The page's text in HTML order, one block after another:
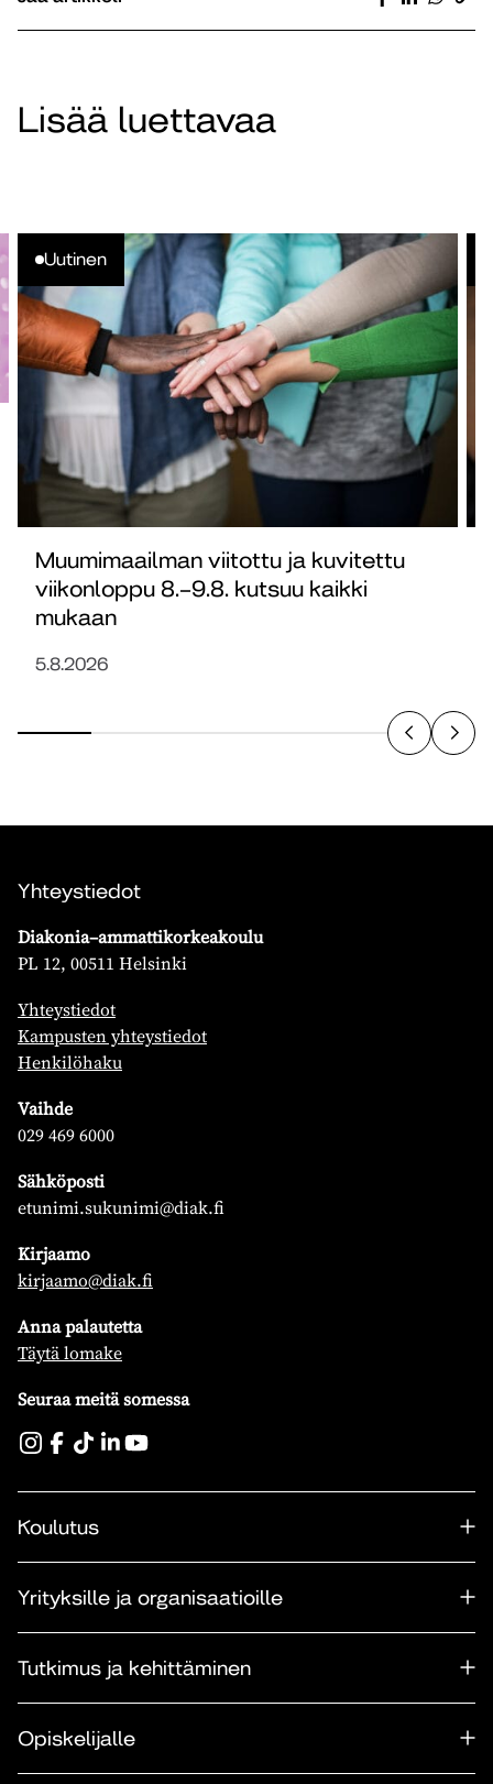
Lisää luettavaa
Uutinen
Muumimaailman viitottu ja kuvitettu
viikonloppu 8.–9.8. kutsuu kaikki
mukaan
5.8.2026
Yhteystiedot
Diakonia–ammattikorkeakoulu
PL 12, 00511 Helsinki
Yhteystiedot
Kampusten yhteystiedot
Henkilöhaku
Vaihde
029 469 6000
Sähköposti
etunimi.sukunimi@diak.fi
Kirjaamo
kirjaamo@diak.fi
Anna palautetta
Täytä lomake
Seuraa meitä somessa
Koulutus
Yrityksille ja organisaatioille
Tutkimus ja kehittäminen
Opiskelijalle